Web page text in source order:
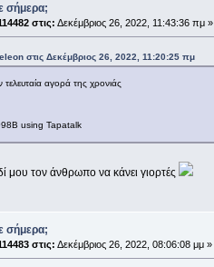
σήμερα;
στις: Δεκέμβριος 26, 2022, 11:43:36 πμ »
στις Δεκέμβριος 26, 2022, 11:20:25 πμ
τελευταία αγορά της χρονιάς
using Tapatalk
μου τον άνθρωπο να κάνει γιορτές
σήμερα;
στις: Δεκέμβριος 26, 2022, 08:06:08 μμ »